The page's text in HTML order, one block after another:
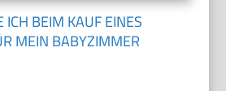
ICH BEIM KAUF EINES
MEIN BABYZIMMER